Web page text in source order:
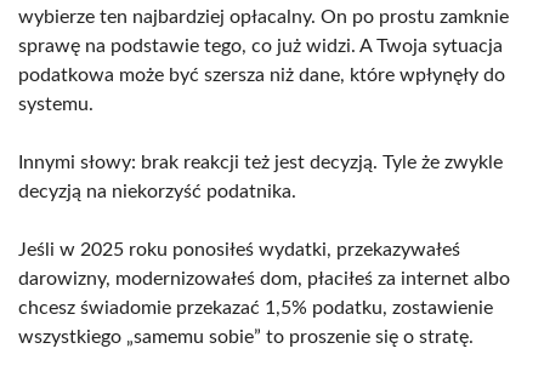
wybierze ten najbardziej opłacalny. On po prostu zamknie
sprawę na podstawie tego, co już widzi. A Twoja sytuacja
podatkowa może być szersza niż dane, które wpłynęły do
systemu.
Innymi słowy: brak reakcji też jest decyzją. Tyle że zwykle
decyzją na niekorzyść podatnika.
Jeśli w 2025 roku ponosiłeś wydatki, przekazywałeś
darowizny, modernizowałeś dom, płaciłeś za internet albo
chcesz świadomie przekazać 1,5% podatku, zostawienie
wszystkiego „samemu sobie” to proszenie się o stratę.